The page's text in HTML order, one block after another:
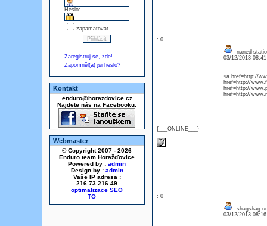
Heslo:
zapamatovat
Zaregistruj se, zde!
Zapomněl(a) jsi heslo?
Kontakt
enduro@horazdovice.cz
Najdete nás na Facebooku:
Webmaster
© Copyright 2007 - 2026
Enduro team Horažďovice
Powered by : admin
Design by : admin
Vaše IP adresa :
216.73.216.49
optimalizace SEO
: 0
{___ONLINE___}
naned
03/12/2013
<a href=http://
href=http://
href=http://
href=http://
: 0
shagshag
03/12/2013